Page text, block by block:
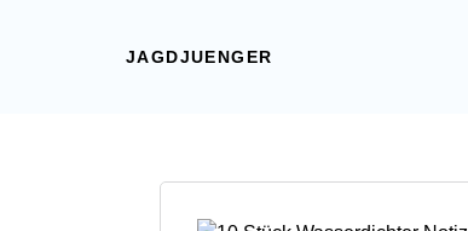
JAGDJUENGER